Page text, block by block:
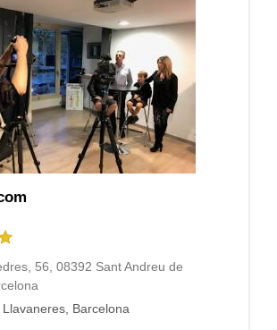
56, 08392 Sant Andreu de
Barcelona